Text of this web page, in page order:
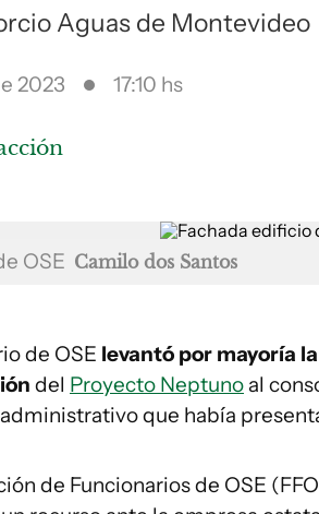
Aguas de Montevideo
2023 17:10 hs
OSE Camilo dos Santos
de OSE levantó por mayoría
del Proyecto Neptuno al
que había
de Funcionarios de OSE